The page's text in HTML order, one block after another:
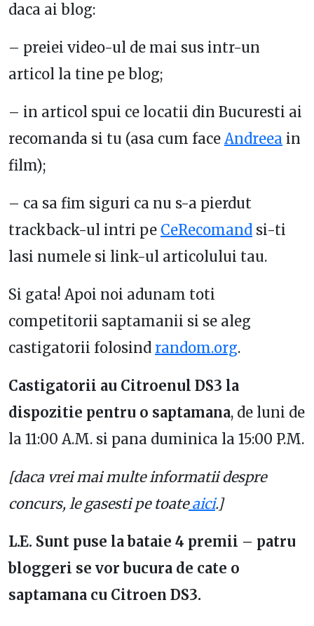
daca ai blog:
– preiei video-ul de mai sus intr-un
articol la tine pe blog;
– in articol spui ce locatii din Bucuresti ai
recomanda si tu (asa cum face Andreea in
film);
– ca sa fim siguri ca nu s-a pierdut
trackback-ul intri pe CeRecomand si-ti
lasi numele si link-ul articolului tau.
Si gata! Apoi noi adunam toti
competitorii saptamanii si se aleg
castigatorii folosind random.org.
Castigatorii au Citroenul DS3 la
dispozitie pentru o saptamana, de luni de
la 11:00 A.M. si pana duminica la 15:00 P.M.
[daca vrei mai multe informatii despre
concurs, le gasesti pe toateaici.]
L.E. Sunt puse la bataie 4 premii – patru
bloggeri se vor bucura de cate o
saptamana cu Citroen DS3.